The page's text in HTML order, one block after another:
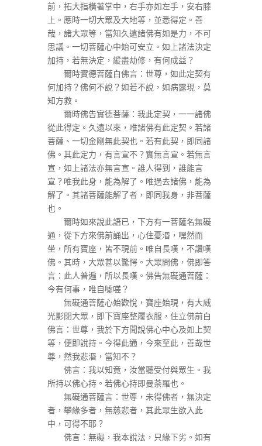
前，拓大指橫著掌中，右手亦如左手，安右膝
上。應時一切大眾及大地等，並悉得定。善
哉，諸大眾等，當知久遠諸佛有如是力，不可
思議。一切菩薩心中始可安立。如上諸法決定
加持，若無決定，縱盡劫修，有何成益？
爾時實德菩薩白佛言：世尊，如此定契有
何加持？佛何不說？如若不說，如病露現，莫
知方救。
爾時佛告實德菩薩：我此定契，一一諸佛
從此得定。久遠以來，唯諸佛有此定契。若諸
菩薩、一切金剛無此契也。若有此契，即同諸
佛。其此定力，有言宣不？實無言宣。若無言
宣，如上諸法亦無言宣。誰人得到，誰能言
宣？唯我此身，能為解了。唯過去諸佛，能為
解了。其諸菩薩能解了者，即同我身，非菩薩
也。
爾時如來說此語已，下方有一菩薩名無礙
通，從下方來佛前誦出，心住憂湣，嘿然而
坐，所有寶座，皆不現前。唯自長嘆，不讚嘆
佛。其時，大眾甚以驚愕。大眾問佛，佛即答
言：此人普遍，所以長嘆。佛告無礙通菩薩：
今有何事，唯自噓嗟？
無礙通菩薩心始歡悅，寶座始現，有大威
光影閉大眾，即下寶座整履衣服，住立佛前白
佛言：世尊，我於下方聞說佛心中心及如上契
等，便即說持。今得此通，今來至此，善哉世
尊，然我悲湣，當知不？
佛言：我以知竟，汝當聽受付與眾生。我
所持以佛心持。若佛心持即曼荼羅也。
無礙通菩薩言：世尊，未得佛者，無決定
者，攀緣多者，無慈悲者，其此眾生欲入此
中，可得不耶？
佛言：無礙，我本說法，只緣下劣。如有